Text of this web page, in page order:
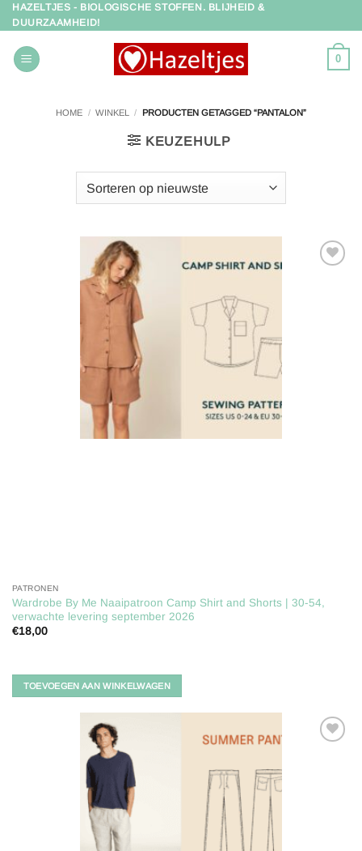
Ga
naar
inhoud
HAZELTJES - BIOLOGISCHE STOFFEN. BLIJHEID &
DUURZAAMHEID!
0
HOME / WINKEL / PRODUCTEN GETAGGED “PANTALON”
KEUZEHULP
PATRONEN
Wardrobe By Me Naaipatroon Camp Shirt and Shorts | 30-54,
verwachte levering september 2026
€18,00
TOEVOEGEN AAN WINKELWAGEN